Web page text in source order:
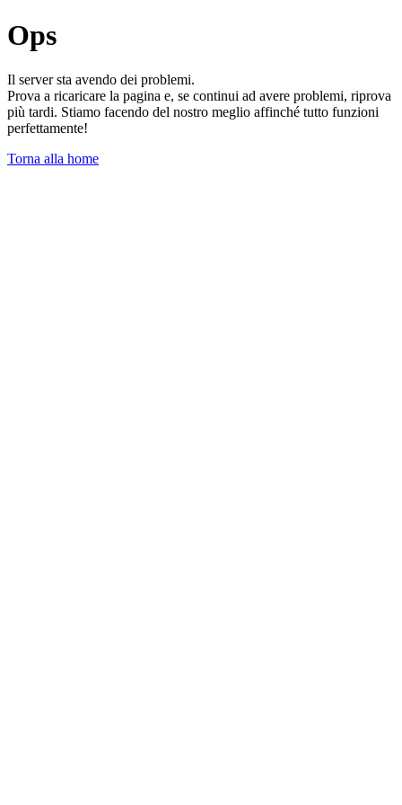
Ops
Il server sta avendo dei problemi.
Prova a ricaricare la pagina e, se continui ad avere problemi, riprova
più tardi. Stiamo facendo del nostro meglio affinché tutto funzioni
perfettamente!
Torna alla home